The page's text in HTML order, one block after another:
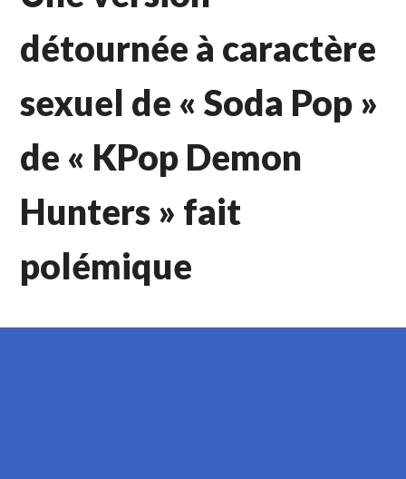
détournée à caractère
sexuel de « Soda Pop »
de « KPop Demon
Hunters » fait
polémique